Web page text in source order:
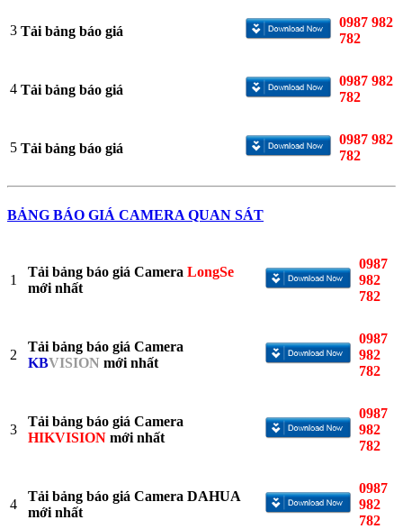
3 Tải bảng báo giá
0987 982
782
4 Tải bảng báo giá
0987 982
782
5 Tải bảng báo giá
0987 982
782
BẢNG BÁO GIÁ CAMERA QUAN SÁT
1
Tải bảng báo giá Camera LongSe
mới nhất
0987
982
782
2
Tải bảng báo giá Camera
KBVISION mới nhất
0987
982
782
3
Tải bảng báo giá Camera
HIKVISION mới nhất
0987
982
782
4
Tải bảng báo giá Camera DAHUA
mới nhất
0987
982
782